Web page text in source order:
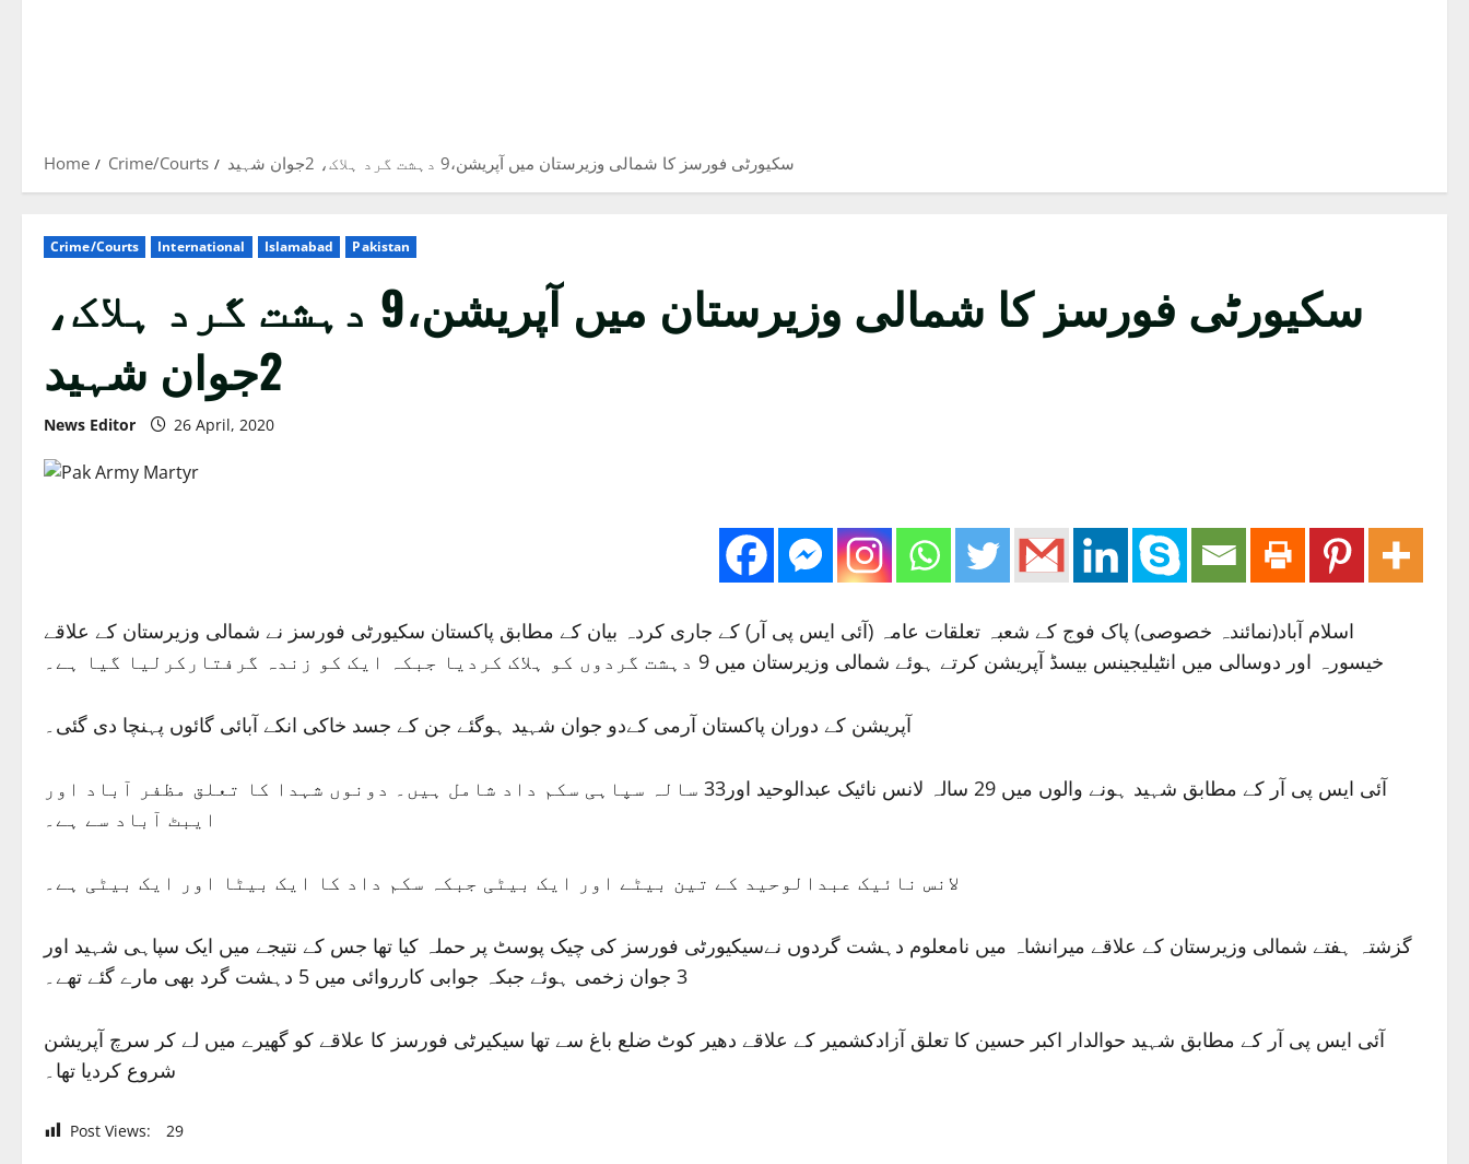
Home Crime/Courts سکیورٹی فورسز کا شمالی وزیرستان میں آپریشن،9 دہشت گرد ہلاک، 2جوان شہید
Crime/Courts International Islamabad Pakistan
سکیورٹی فورسز کا شمالی وزیرستان میں آپریشن،9 دہشت گرد ہلاک،
2جوان شہید
News Editor 26 April, 2020
اسلام آباد(نمائندہ خصوصی) پاک فوج کے شعبہ تعلقات عامہ (آئی ایس پی آر) کے جاری کردہ بیان کے مطابق پاکستان سکیورٹی فورسز نے شمالی وزیرستان کے علاقے
خیسورہ اور دوسالی میں انٹیلیجینس بیسڈ آپریشن کرتے ہوئے شمالی وزیرستان میں 9 دہشت گردوں کو ہلاک کردیا جبکہ ایک کو زندہ گرفتارکرلیا گیا ہے۔
آپریشن کے دوران پاکستان آرمی کےدو جوان شہید ہوگئے جن کے جسد خاکی انکے آبائی گائوں پہنچا دی گئی۔
آئی ایس پی آر کے مطابق شہید ہونے والوں میں 29 سالہ لانس نائیک عبدالوحید اور33 سالہ سپاہی سکم داد شامل ہیں۔ دونوں شہدا کا تعلق مظفر آباد اور
ایبٹ آباد سے ہے۔
لانس نائیک عبدالوحید کے تین بیٹے اور ایک بیٹی جبکہ سکم داد کا ایک بیٹا اور ایک بیٹی ہے۔
گزشتہ ہفتے شمالی وزیرستان کے علاقے میرانشاہ میں نامعلوم دہشت گردوں نےسیکیورٹی فورسز کی چیک پوسٹ پر حملہ کیا تھا جس کے نتیجے میں ایک سپاہی شہید اور
3 جوان زخمی ہوئے جبکہ جوابی کارروائی میں 5 دہشت گرد بھی مارے گئے تھے۔
آئی ایس پی آر کے مطابق شہید حوالدار اکبر حسین کا تعلق آزادکشمیر کے علاقے دھیر کوٹ ضلع باغ سے تھا سیکیرٹی فورسز کا علاقے کو گھیرے میں لے کر سرچ آپریشن
شروع کردیا تھا۔
Post Views: 29